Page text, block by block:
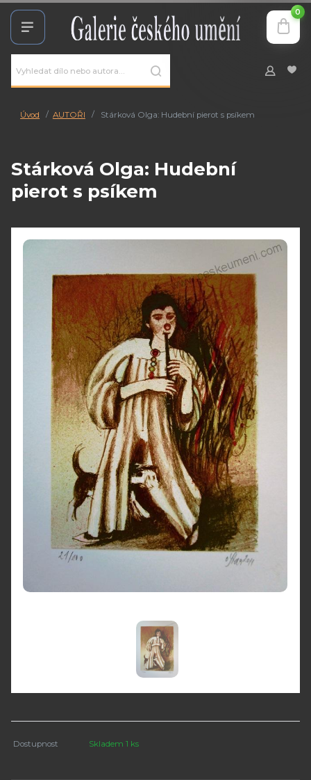
0
Úvod AUTOŘI Stárková Olga: Hudební pierot s psíkem
Stárková Olga: Hudební
pierot s psíkem
Dostupnost Skladem 1 ks